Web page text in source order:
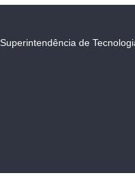
Superintendência de